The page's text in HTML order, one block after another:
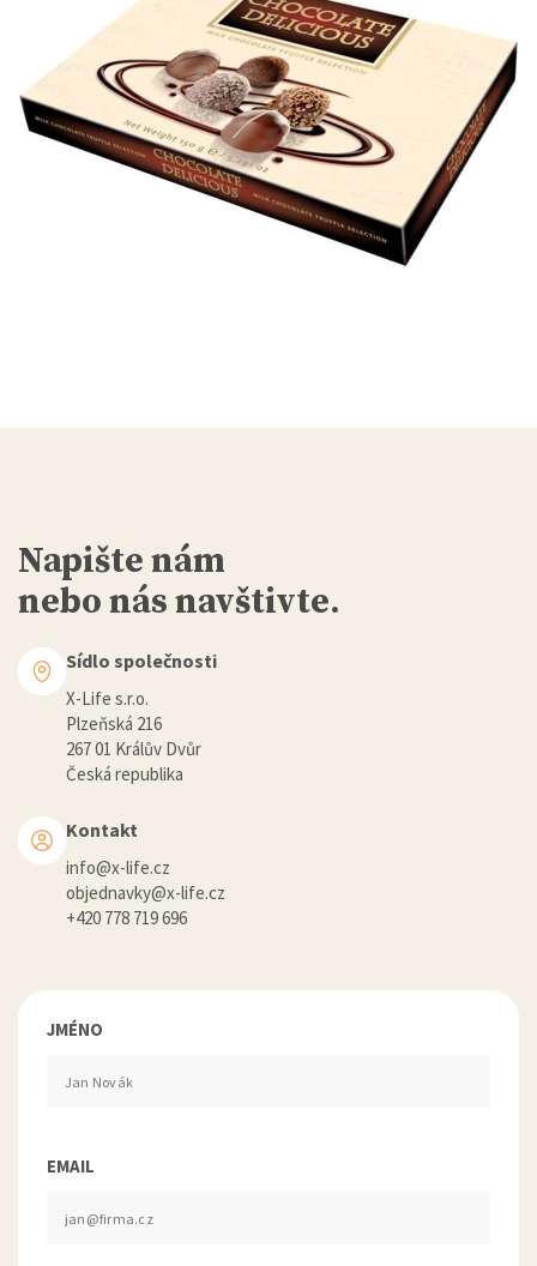
Napište nám
nebo nás navštivte.
Sídlo společnosti
X-Life s.r.o.
Plzeňská 216
267 01 Králův Dvůr
Česká republika
Kontakt
info@x-life.cz
objednavky@x-life.cz
+420 778 719 696
JMÉNO
EMAIL